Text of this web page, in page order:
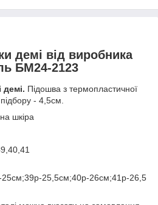
демі від виробника
БМ24-2123
демі. Підошва з термопластичної
- 4,5см.
шкіра
25,5см;40р-26см;41р-26,5